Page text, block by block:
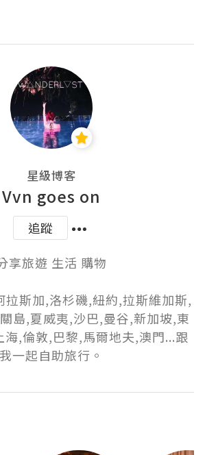
星級博客
Vvn goes on
追蹤
享旅遊 生活 購物
拉斯加,洛杉磯,紐約,拉斯維加斯,
島,夏威夷,沙巴,曼谷,新加坡,東
海,倫敦,巴黎,馬爾地夫,澳門...跟
我一起自助旅行。